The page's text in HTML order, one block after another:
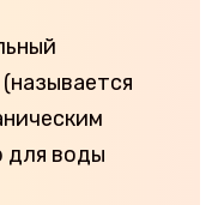
для воды